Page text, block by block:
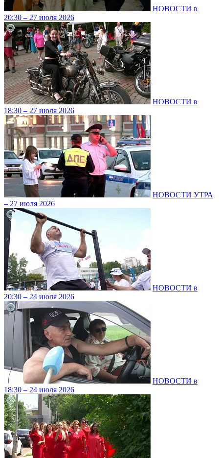
НОВОСТИ в
20:30 – 27 июля 2026
НОВОСТИ в
18:30 – 27 июля 2026
НОВОСТИ УТРА
– 27 июля 2026
НОВОСТИ в
20:30 – 24 июля 2026
НОВОСТИ в
18:30 – 24 июля 2026